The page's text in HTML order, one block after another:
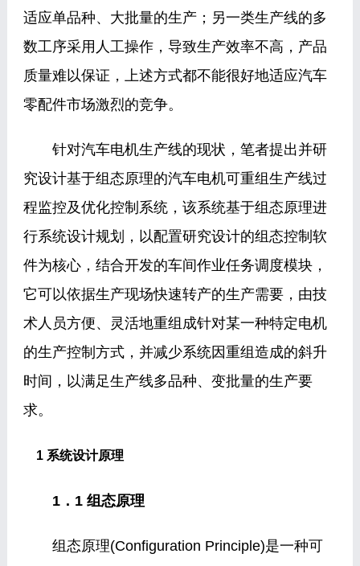
适应单品种、大批量的生产；另一类生产线的多
数工序采用人工操作，导致生产效率不高，产品
质量难以保证，上述方式都不能很好地适应汽车
零配件市场激烈的竞争。
针对汽车电机生产线的现状，笔者提出并研
究设计基于组态原理的汽车电机可重组生产线过
程监控及优化控制系统，该系统基于组态原理进
行系统设计规划，以配置研究设计的组态控制软
件为核心，结合开发的车间作业任务调度模块，
它可以依据生产现场快速转产的生产需要，由技
术人员方便、灵活地重组成针对某一种特定电机
的生产控制方式，并减少系统因重组造成的斜升
时间，以满足生产线多品种、变批量的生产要
求。
1 系统设计原理
1．1 组态原理
组态原理(Configuration Principle)是一种可